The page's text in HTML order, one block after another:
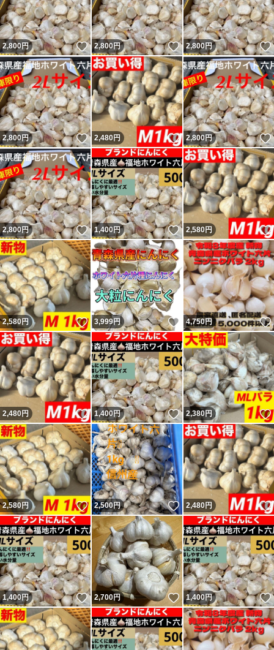
2,800円 いいね！
2,800円 いいね！
2,800円
2,800円 いいね！
2,480円 いいね！
2,800円
2,800円 いいね！
1,400円 いいね！
2,580円
2,580円 いいね！
3,999円 いいね！
4,750円
2,480円 いいね！
1,400円 いいね！
2,380円
2,580円 いいね！
2,500円 いいね！
2,480円
1,400円 いいね！
2,700円 いいね！
1,400円